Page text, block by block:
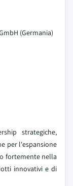
(Germania)
strategiche,
per l'espansione
fortemente nella
innovativi e di